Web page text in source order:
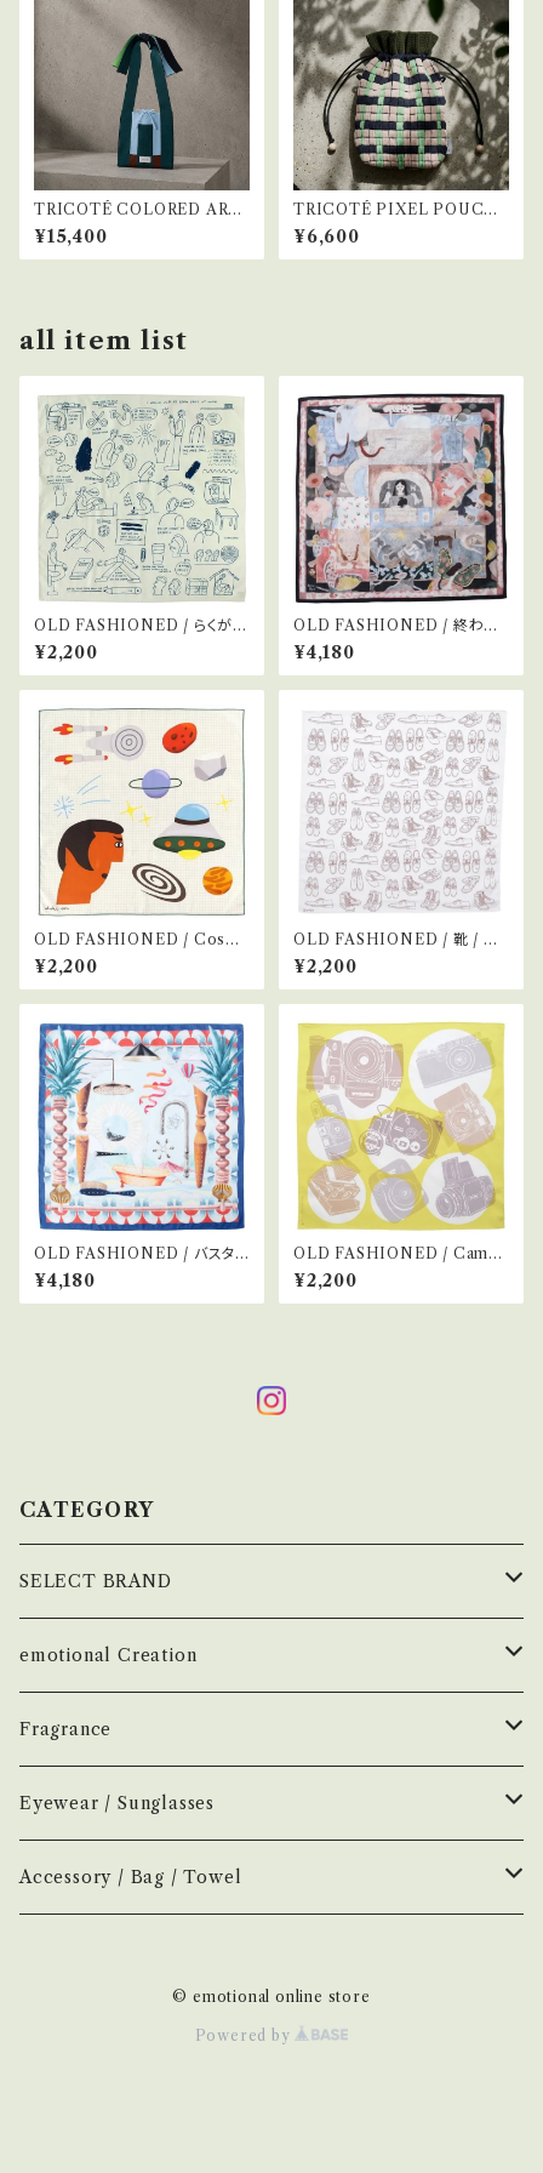
TRICOTÉ COLORED ARR
ANGE KNOT BAG BLUE
¥15,400
TRICOTÉ PIXEL POUCH
BAG "WEAVING" BEIGE
¥6,600
all item list
OLD FASHIONED / らくがき
/ グレー
¥2,200
OLD FASHIONED / 終わり
のない夢
¥4,180
OLD FASHIONED / Cosm
o Picnic
¥2,200
OLD FASHIONED / 靴 / ブ
ラウン
¥2,200
OLD FASHIONED / バスタブ
の旅
¥4,180
OLD FASHIONED / Camer
aShop
¥2,200
CATEGORY
SELECT BRAND
çanoma
香水
お香
Earl of East
Air Freshener
Home Mist
Melt
DIVE
NEW.eyewear
emotional Creation
Vintage
Fragrance
Accessory
Fragrance
Perfume
Incense
Eyewear / Sunglasses
Color Lens
Photochromic Lens
Accessory / Bag / Towel
© emotional online store
Powered by